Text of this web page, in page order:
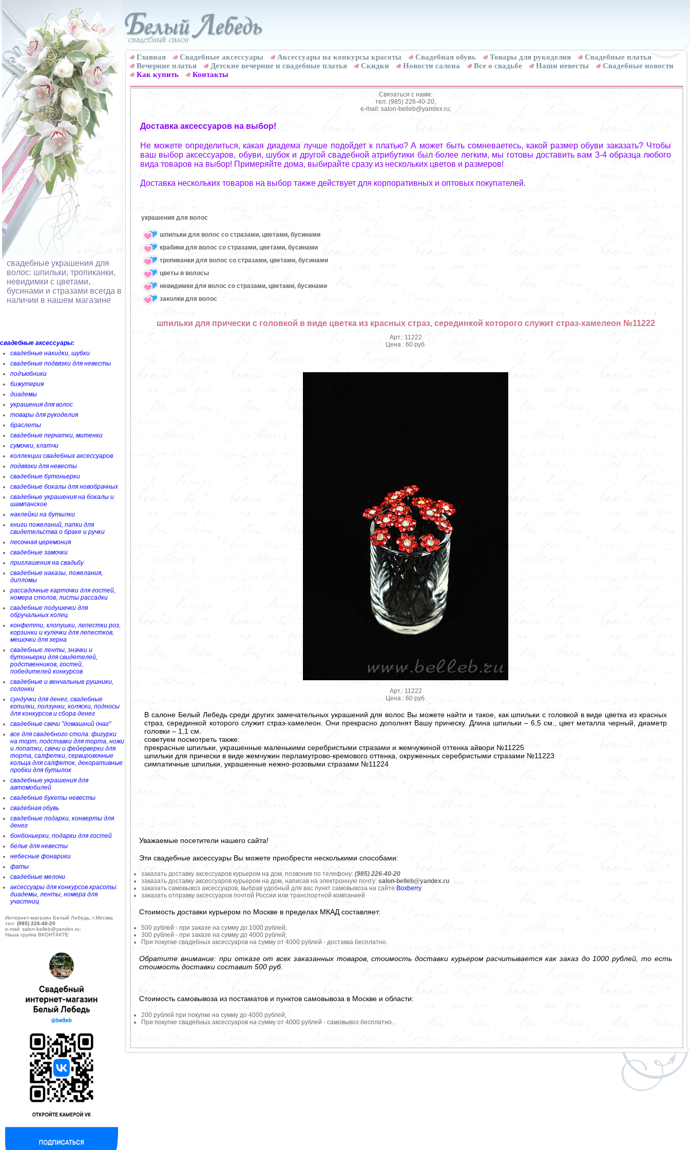
свадебные украшения для
волос: шпильки, тропиканки,
невидимки с цветами,
бусинами и стразами всегда в
наличии в нашем магазине
свадебные аксессуары:
свадебные накидки, шубки
свадебные подвязки для невесты
подъюбники
бижутерия
диадемы
украшения для волос
товары для рукоделия
браслеты
свадебные перчатки, митенки
сумочки, клатчи
коллекции свадебных аксессуаров
подвязки для невесты
свадебные бутоньерки
свадебные бокалы для новобрачных
свадебные украшения на бокалы и
шампанское
наклейки на бутылки
книги пожеланий, папки для
свидетельства о браке и ручки
песочная церемония
свадебные замочки
приглашения на свадьбу
свадебные наказы, пожелания,
дипломы
рассадочные карточки для гостей,
номера столов, листы рассадки
свадебные подушечки для
обручальных колец
конфетти, хлопушки, лепестки роз,
корзинки и кулечки для лепестков,
мешочки для зерна
свадебные ленты, значки и
бутоньерки для свидетелей,
родственников, гостей,
победителей конкурсов
свадебные и венчальные рушники,
солонки
сундучки для денег, свадебные
копилки, ползунки, коляски, подносы
для конкурсов и сбора денег
свадебные свечи "домашний очаг"
все для свадебного стола: фигурки
на торт, подставки для торта, ножи
и лопатки, свечи и фейерверки для
торта, салфетки, сервировочные
кольца для салфеток, декоративные
пробки для бутылок
свадебные украшения для
автомобилей
свадебные букеты невесты
свадебная обувь
свадебные подарки, конверты для
денег
бонбоньерки, подарки для гостей
белье для невесты
небесные фонарики
фаты
свадебные мелочи
аксессуары для конкурсов красоты:
диадемы, ленты, номера для
участниц
Интернет-магазин Белый Лебедь, г.Москва
тел: (985) 226-40-20
e-mail: salon-belleb@yandex.ru;
Наша группа ВКОНТАКТЕ
Главная Свадебные аксессуары Аксессуары на конкурсы красоты Свадебная обувь Товары для рукоделия
Cвадебные платья
Вечерние платья
Детские вечерние и свадебные платья Скидки Новости салона Все о свадьбе Наши невесты
Свадебные новости
Как купить
Контакты
Связаться с нами:
тел: (985) 226-40-20,
e-mail: salon-belleb@yandex.ru;
Доставка аксессуаров на выбор!
Не можете определиться, какая диадема лучше подойдет к платью? А может быть сомневаетесь, какой размер обуви заказать? Чтобы
ваш выбор аксессуаров, обуви, шубок и другой свадебной атрибутики был более легким, мы готовы доставить вам 3-4 образца любого
вида товаров на выбор! Примеряйте дома, выбирайте сразу из нескольких цветов и размеров!
Доставка нескольких товаров на выбор также действует для корпоративных и оптовых покупателей.
украшения для волос
шпильки для волос со стразами, цветами, бусинами
крабики для волос со стразами, цветами, бусинами
тропиканки для волос со стразами, цветами, бусинами
цветы в волосы
невидимки для волос со стразами, цветами, бусинами
заколки для волос
шпильки для прически с головкой в виде цветка из красных страз, серединкой которого служит страз-хамелеон №11222
Арт.: 11222
Цена : 60 руб.
Арт.: 11222
Цена : 60 руб.
В салоне Белый Лебедь среди других замечательных украшений для волос Вы можете найти и такое, как шпильки с головкой в виде цветка из красных
страз, серединкой которого служит страз-хамелеон. Они прекрасно дополнят Вашу прическу. Длина шпильки – 6,5 см., цвет металла черный, диаметр
головки – 1,1 см.
советуем посмотреть также:
прекрасные шпильки, украшенные маленькими серебристыми стразами и жемчужиной оттенка айвори №11225
шпильки для прически в виде жемчужин перламутрово-кремового оттенка, окруженных серебристыми стразами №11223
симпатичные шпильки, украшенные нежно-розовыми стразами №11224
Уважаемые посетители нашего сайта!
Эти свадебные аксессуары Вы можете приобрести несколькими способами:
заказать доставку аксессуаров курьером на дом, позвонив по телефону: (985) 226-40-20
заказать доставку аксессуаров курьером на дом, написав на электронную почту: salon-belleb@yandex.ru
заказать самовывоз аксессуаров, выбрав удобный для вас пункт самовывоза на сайте Boxberry
заказать отправку аксессуаров почтой России или транспортной компанией
Стоимость доставки курьером по Москве в пределах МКАД составляет:
500 рублей - при заказе на сумму до 1000 рублей;
300 рублей - при заказе на сумму до 4000 рублей;
При покупке свадебных аксессуаров на сумму от 4000 рублей - доставка бесплатно.
Обратите внимание: при отказе от всех заказанных товаров, стоимость доставки курьером расчитывается как заказ до 1000 рублей, то есть
стоимость доставки составит 500 руб.
Стоимость самовывоза из постаматов и пунктов самовывоза в Москве и области:
200 рублей при покупке на сумму до 4000 рублей;
При покупке свадебных аксессуаров на сумму от 4000 рублей - самовывоз бесплатно.